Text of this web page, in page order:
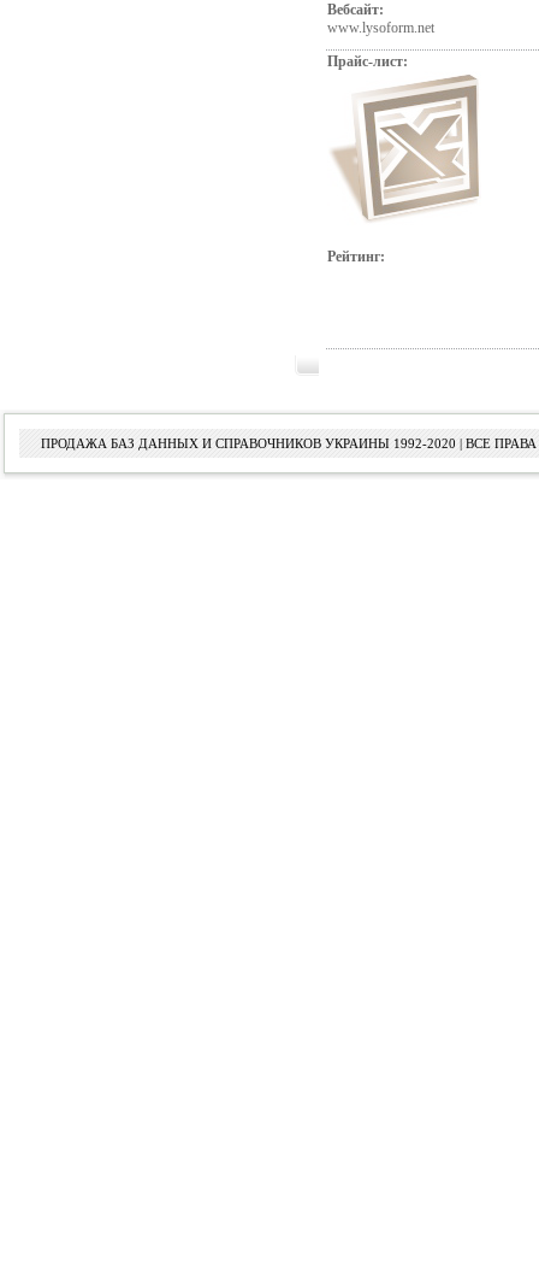
Вебсайт:
www.lysoform.net
Прайс-лист:
Рейтинг:
ПРОДАЖА БАЗ ДАННЫХ И СПРАВОЧНИКОВ УКРАИНЫ 1992-2020 | ВСЕ